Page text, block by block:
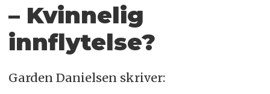
– Kvinnelig
innflytelse?
Garden Danielsen skriver: